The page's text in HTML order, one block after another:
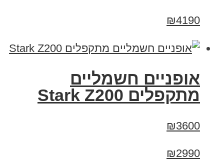
₪4190
‏אופניים חשמליים
‏מתקפלים Stark Z200
₪3600
₪2990